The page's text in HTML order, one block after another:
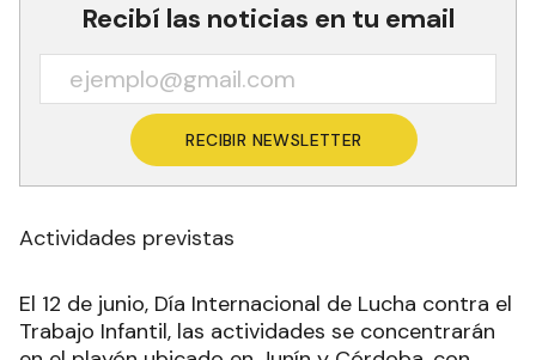
Recibí las noticias en tu email
RECIBIR NEWSLETTER
Actividades previstas
El 12 de junio, Día Internacional de Lucha contra el
Trabajo Infantil, las actividades se concentrarán